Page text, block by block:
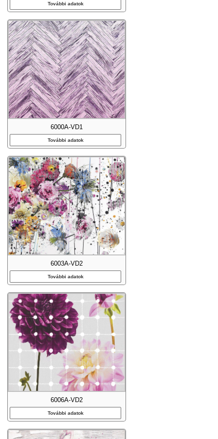
További adatok
6000A-VD1
További adatok
6003A-VD2
További adatok
6006A-VD2
További adatok